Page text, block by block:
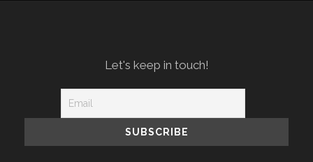
Let's keep in touch!